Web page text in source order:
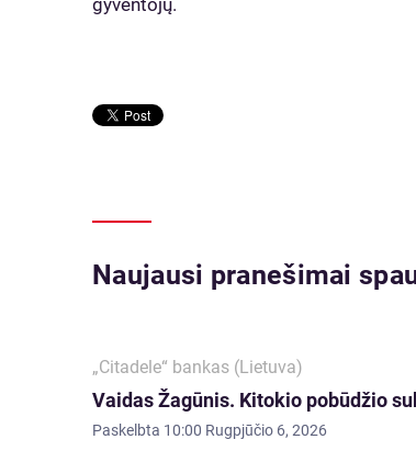
gyventojų.
Naujausi pranešimai
„Citadele“ bankas (Lietuva)
Vaidas Žagūnis. Kitokio pobūdžio
Paskelbta 10:00 Rugpjūčio 6, 2026